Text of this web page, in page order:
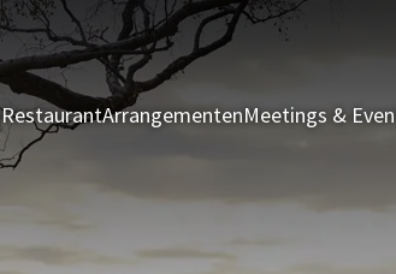
RestaurantArrangementenMeetings &